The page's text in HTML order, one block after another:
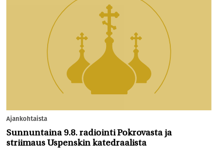
Ajankohtaista
Sunnuntaina 9.8. radiointi Pokrovasta ja
striimaus Uspenskin katedraalista